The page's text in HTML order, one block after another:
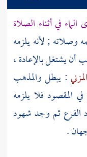
الماء في أثناء الصلاة
; لأنه يلزمه
أن يشتغل بالإعادة ،
المزني : يبطل والمذهب
المقصود فلا يلزمه
الفرع ثم وجد شهود
.